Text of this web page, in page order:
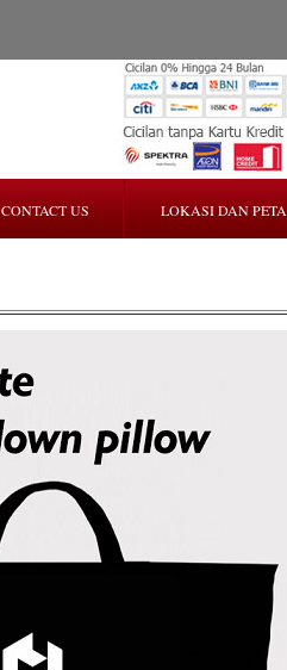
CONTACT US LOKASI DAN PETA